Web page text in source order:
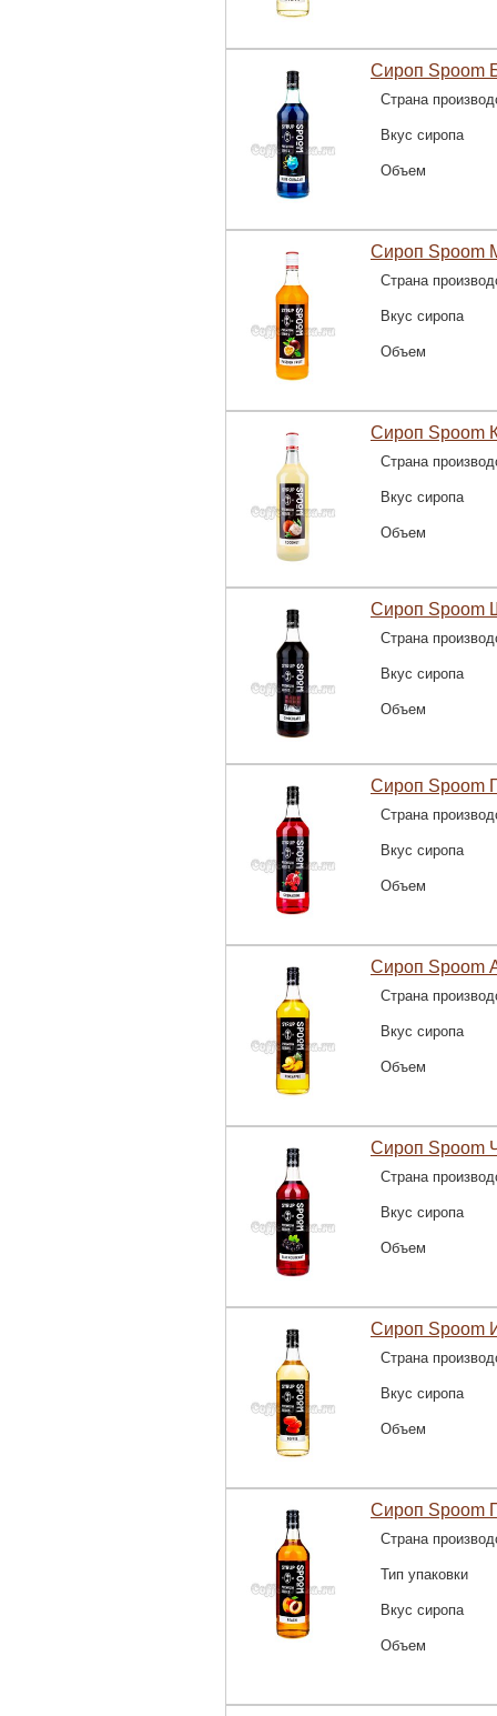
Сироп Spoom
Страна
Вкус сиропа
Объем
Сироп Spoom
Страна
Вкус сиропа
Объем
Сироп Spoom
Страна
Вкус сиропа
Объем
Сироп Spoom
Страна
Вкус сиропа
Объем
Сироп Spoom
Страна
Вкус сиропа
Объем
Сироп Spoom
Страна
Вкус сиропа
Объем
Сироп Spoom
Страна
Вкус сиропа
Объем
Сироп Spoom
Страна
Вкус сиропа
Объем
Сироп Spoom
Страна
Тип упаковки
Вкус сиропа
Объем